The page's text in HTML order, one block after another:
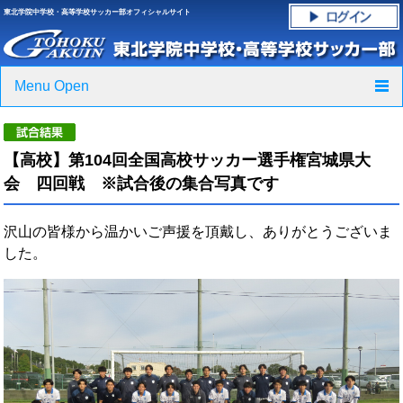
東北学院中学校・高等学校サッカー部オフィシャルサイト
Menu Open
ニュース
グラウンド・施設紹介
フォトギャラリー
応援グッズご案内
【高校】第104回全国高校サッカー選手権宮城県大
会 四回戦 ※試合後の集合写真です
沢山の皆様から温かいご声援を頂戴し、ありがとうございま
した。